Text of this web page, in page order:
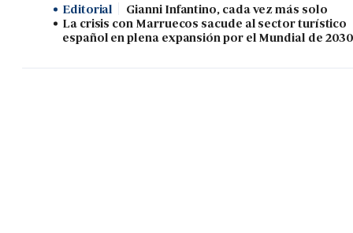
Editorial
Gianni Infantino, cada vez más solo
La crisis con Marruecos sacude al sector turístico
español en plena expansión por el Mundial de